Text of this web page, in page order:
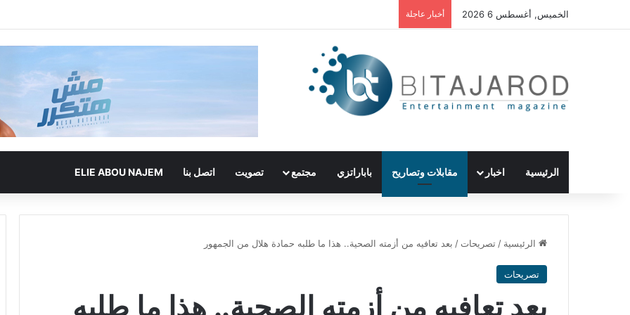
الخميس, أغسطس 6 2026 أخبار عاجلة
الرئيسية اخبار مقابلات وتصاريح باباراتزي مجتمع تصويت اتصل بنا ELIE ABOU NAJEM
الرئيسية / تصريحات / بعد تعافيه من أزمته الصحية.. هذا ما طلبه حمادة هلال من الجمهور
تصريحات
بعد تعافيه من أزمته الصحية.. هذا ما طلبه